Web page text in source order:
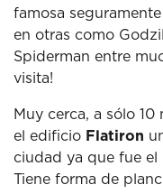
famosa
en otras como
Spiderman entre
visita!
Muy cerca, a sólo
el edificio Flatiron
ciudad ya que fue el
Tiene forma de